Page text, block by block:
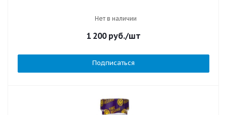
Нет в наличии
1 200руб./шт
Подписаться